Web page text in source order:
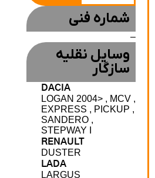
شماره فنی
وسایل نقلیه
سازگار
DACIA
LOGAN 2004> , MCV ,
EXPRESS , PICKUP ,
SANDERO ,
STEPWAY I
RENAULT
DUSTER
LADA
LARGUS